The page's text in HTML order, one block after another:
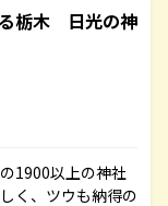
栃木 日光の神
1900以上の神社
く、ツウも納得の